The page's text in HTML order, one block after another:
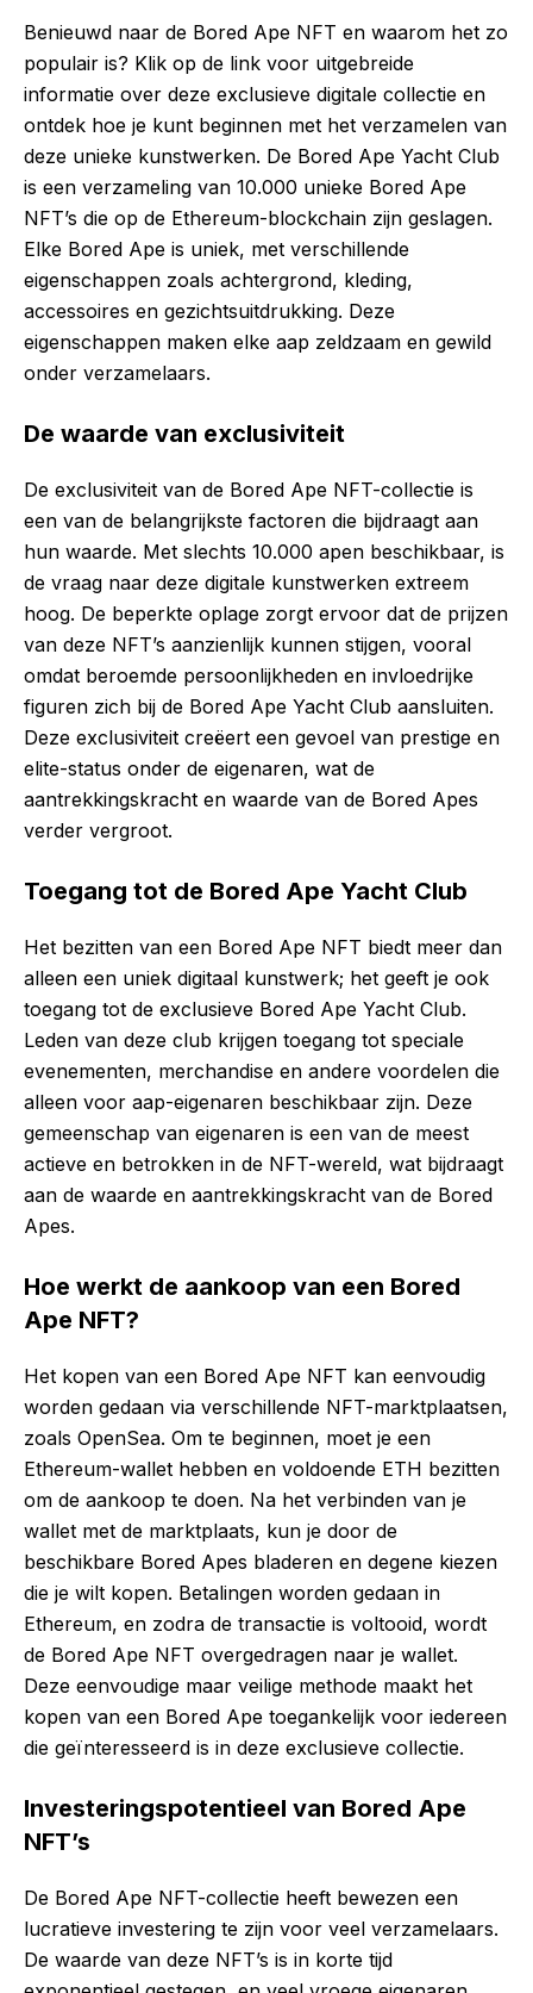
Benieuwd naar de Bored Ape NFT en waarom het zo
populair is? Klik op de link voor uitgebreide
informatie over deze exclusieve digitale collectie en
ontdek hoe je kunt beginnen met het verzamelen van
deze unieke kunstwerken. De Bored Ape Yacht Club
is een verzameling van 10.000 unieke Bored Ape
NFT’s die op de Ethereum-blockchain zijn geslagen.
Elke Bored Ape is uniek, met verschillende
eigenschappen zoals achtergrond, kleding,
accessoires en gezichtsuitdrukking. Deze
eigenschappen maken elke aap zeldzaam en gewild
onder verzamelaars.
De waarde van exclusiviteit
De exclusiviteit van de Bored Ape NFT-collectie is
een van de belangrijkste factoren die bijdraagt aan
hun waarde. Met slechts 10.000 apen beschikbaar, is
de vraag naar deze digitale kunstwerken extreem
hoog. De beperkte oplage zorgt ervoor dat de prijzen
van deze NFT’s aanzienlijk kunnen stijgen, vooral
omdat beroemde persoonlijkheden en invloedrijke
figuren zich bij de Bored Ape Yacht Club aansluiten.
Deze exclusiviteit creëert een gevoel van prestige en
elite-status onder de eigenaren, wat de
aantrekkingskracht en waarde van de Bored Apes
verder vergroot.
Toegang tot de Bored Ape Yacht Club
Het bezitten van een Bored Ape NFT biedt meer dan
alleen een uniek digitaal kunstwerk; het geeft je ook
toegang tot de exclusieve Bored Ape Yacht Club.
Leden van deze club krijgen toegang tot speciale
evenementen, merchandise en andere voordelen die
alleen voor aap-eigenaren beschikbaar zijn. Deze
gemeenschap van eigenaren is een van de meest
actieve en betrokken in de NFT-wereld, wat bijdraagt
aan de waarde en aantrekkingskracht van de Bored
Apes.
Hoe werkt de aankoop van een Bored
Ape NFT?
Het kopen van een Bored Ape NFT kan eenvoudig
worden gedaan via verschillende NFT-marktplaatsen,
zoals OpenSea. Om te beginnen, moet je een
Ethereum-wallet hebben en voldoende ETH bezitten
om de aankoop te doen. Na het verbinden van je
wallet met de marktplaats, kun je door de
beschikbare Bored Apes bladeren en degene kiezen
die je wilt kopen. Betalingen worden gedaan in
Ethereum, en zodra de transactie is voltooid, wordt
de Bored Ape NFT overgedragen naar je wallet.
Deze eenvoudige maar veilige methode maakt het
kopen van een Bored Ape toegankelijk voor iedereen
die geïnteresseerd is in deze exclusieve collectie.
Investeringspotentieel van Bored Ape
NFT’s
De Bored Ape NFT-collectie heeft bewezen een
lucratieve investering te zijn voor veel verzamelaars.
De waarde van deze NFT’s is in korte tijd